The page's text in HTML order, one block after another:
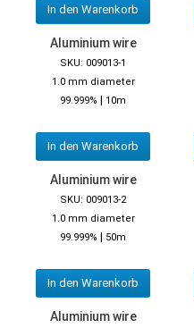
In den Warenkorb
Aluminium wire
SKU: 009013-1
1.0 mm diameter
99.999% | 10m
In den Warenkorb
Aluminium wire
SKU: 009013-2
1.0 mm diameter
99.999% | 50m
In den Warenkorb
Aluminium wire